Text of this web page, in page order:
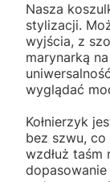
Nasza
stylizacji.
wyjścia, z
marynarką
wyglądać
Kołnierzyk
bez szwu,
wzdłuż taśm
dopasowanie